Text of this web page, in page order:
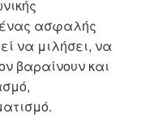
ένας ασφαλής
να μιλήσει, να
βαραίνουν και